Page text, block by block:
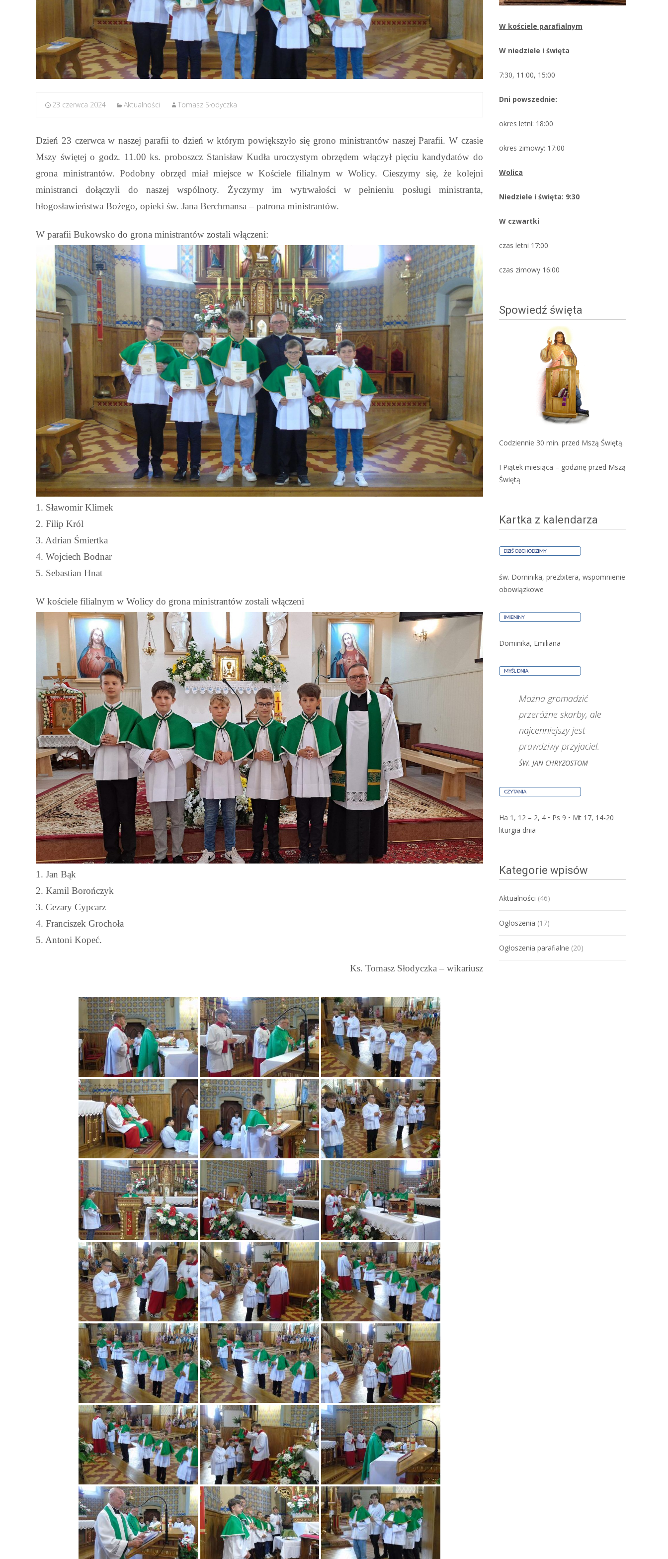
23 czerwca 2024 Aktualności Tomasz Słodyczka
Dzień 23 czerwca w naszej parafii to dzień w którym powiększyło się grono ministrantów naszej Parafii. W czasie
Mszy świętej o godz. 11.00 ks. proboszcz Stanisław Kudła uroczystym obrzędem włączył pięciu kandydatów do
grona ministrantów. Podobny obrzęd miał miejsce w Kościele filialnym w Wolicy. Cieszymy się, że kolejni
ministranci dołączyli do naszej wspólnoty. Życzymy im wytrwałości w pełnieniu posługi ministranta,
błogosławieństwa Bożego, opieki św. Jana Berchmansa – patrona ministrantów.
W parafii Bukowsko do grona ministrantów zostali włączeni:
1. Sławomir Klimek
2. Filip Król
3. Adrian Śmiertka
4. Wojciech Bodnar
5. Sebastian Hnat
W kościele filialnym w Wolicy do grona ministrantów zostali włączeni
1. Jan Bąk
2. Kamil Borończyk
3. Cezary Cypcarz
4. Franciszek Grochoła
5. Antoni Kopeć.
Ks. Tomasz Słodyczka – wikariusz
W kościele parafialnym
W niedziele i święta
7:30, 11:00, 15:00
Dni powszednie:
okres letni: 18:00
okres zimowy: 17:00
Wolica
Niedziele i święta: 9:30
W czwartki
czas letni 17:00
czas zimowy 16:00
Spowiedź święta
Codziennie 30 min. przed Mszą Świętą.
I Piątek miesiąca – godzinę przed Mszą
Świętą
Kartka z kalendarza
św. Dominika, prezbitera, wspomnienie
obowiązkowe
Dominika, Emiliana
Można gromadzić
przeróżne skarby, ale
najcenniejszy jest
prawdziwy przyjaciel.
ŚW. JAN CHRYZOSTOM
Ha 1, 12 – 2, 4 • Ps 9 • Mt 17, 14-20
liturgia dnia
Kategorie wpisów
Aktualności (46)
Ogłoszenia (17)
Ogłoszenia parafialne (20)